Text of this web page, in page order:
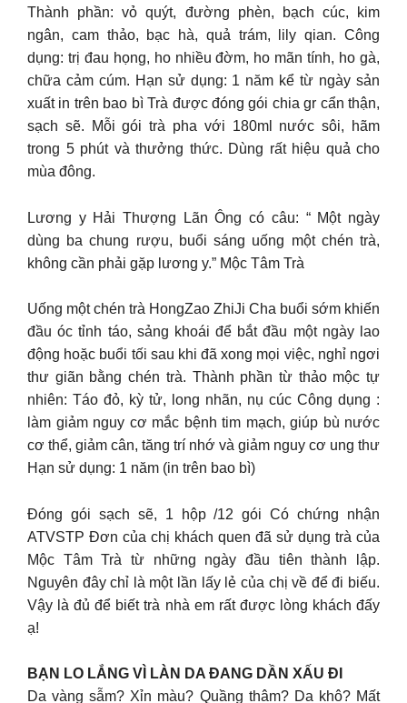
Thành phần: vỏ quýt, đường phèn, bạch cúc, kim
ngân, cam thảo, bạc hà, quả trám, lily qian. Công
dụng: trị đau họng, ho nhiều đờm, ho mãn tính, ho gà,
chữa cảm cúm. Hạn sử dụng: 1 năm kể từ ngày sản
xuất in trên bao bì Trà được đóng gói chia gr cẩn thận,
sạch sẽ. Mỗi gói trà pha với 180ml nước sôi, hãm
trong 5 phút và thưởng thức. Dùng rất hiệu quả cho
mùa đông.
Lương y Hải Thượng Lãn Ông có câu: “ Một ngày
dùng ba chung rượu, buổi sáng uống một chén trà,
không cần phải gặp lương y.” Mộc Tâm Trà
Uống một chén trà HongZao ZhiJi Cha buổi sớm khiến
đầu óc tỉnh táo, sảng khoái để bắt đầu một ngày lao
động hoặc buổi tối sau khi đã xong mọi việc, nghỉ ngơi
thư giãn bằng chén trà. Thành phần từ thảo mộc tự
nhiên: Táo đỏ, kỳ tử, long nhãn, nụ cúc Công dụng :
làm giảm nguy cơ mắc bệnh tim mạch, giúp bù nước
cơ thể, giảm cân, tăng trí nhớ và giảm nguy cơ ung thư
Hạn sử dụng: 1 năm (in trên bao bì)
Đóng gói sạch sẽ, 1 hộp /12 gói Có chứng nhận
ATVSTP Đơn của chị khách quen đã sử dụng trà của
Mộc Tâm Trà từ những ngày đầu tiên thành lập.
Nguyên đây chỉ là một lần lấy lẻ của chị về để đi biếu.
Vậy là đủ để biết trà nhà em rất được lòng khách đấy
ạ!
BẠN LO LẮNG VÌ LÀN DA ĐANG DẦN XẤU ĐI
Da vàng sẫm? Xỉn màu? Quầng thâm? Da khô? Mất